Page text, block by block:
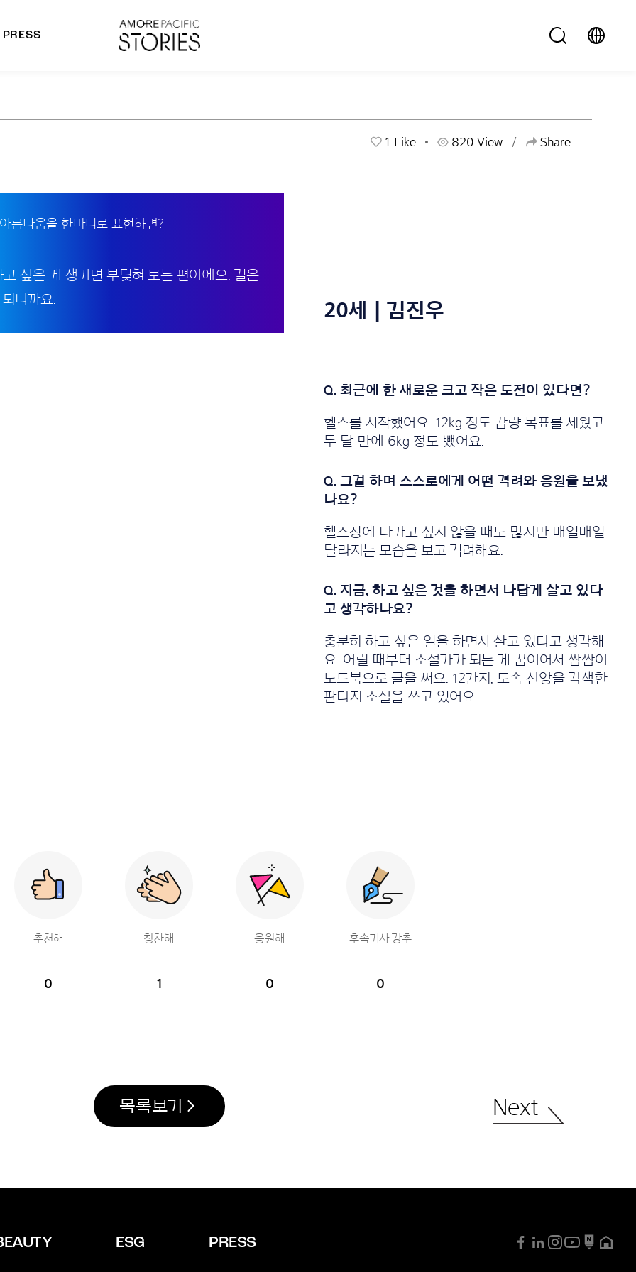
PRESS
1 Like 820 View Share
름다움을 한마디로 표현하면?
고 싶은 게 생기면 부딪혀 보는 편이에요. 길은
니까요.
20세 | 김진우
헬스를 시작했어요. 12kg 정도 감량 목표를 세웠고
두 달 만에 6kg 정도 뺐어요.
헬스장에 나가고 싶지 않을 때도 많지만 매일매일
달라지는 모습을 보고 격려해요.
충분히 하고 싶은 일을 하면서 살고 있다고 생각해
요. 어릴 때부터 소설가가 되는 게 꿈이어서 짬짬이
노트북으로 글을 써요. 12간지, 토속 신앙을 각색한
판타지 소설을 쓰고 있어요.
추천해
0
칭찬해
1
응원해
0
후속기사 강추
0
목록보기 Next
ESG PRESS